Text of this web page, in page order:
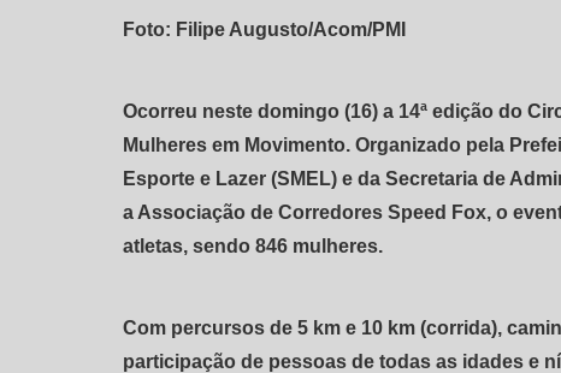
Foto: Filipe Augusto/Acom/PMI
Ocorreu neste domingo (16) a 14ª edição do
Mulheres em Movimento. Organizado pela
Esporte e Lazer (SMEL) e da Secretaria de
a Associação de Corredores Speed Fox, o
atletas, sendo 846 mulheres.
Com percursos de 5 km e 10 km (corrida),
participação de pessoas de todas as idades e